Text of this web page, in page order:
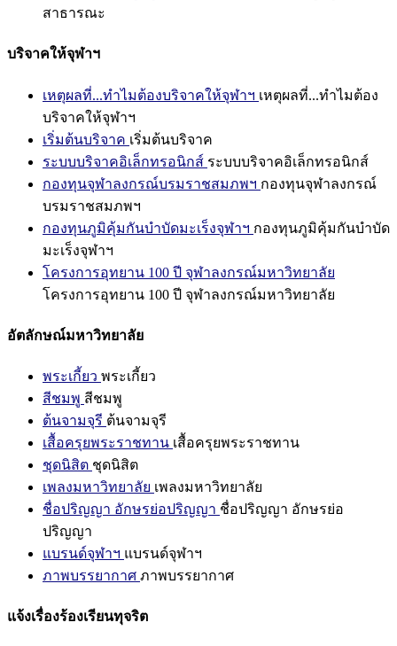
สาธารณะ
บริจาคให้จุฬาฯ
เหตุผลที่...ทำไมต้องบริจาคให้จุฬาฯ เหตุผลที่...ทำไมต้อง
บริจาคให้จุฬาฯ
เริ่มต้นบริจาค เริ่มต้นบริจาค
ระบบบริจาคอิเล็กทรอนิกส์ ระบบบริจาคอิเล็กทรอนิกส์
กองทุนจุฬาลงกรณ์บรมราชสมภพฯ กองทุนจุฬาลงกรณ์
บรมราชสมภพฯ
กองทุนภูมิคุ้มกันบำบัดมะเร็งจุฬาฯ กองทุนภูมิคุ้มกันบำบัด
มะเร็งจุฬาฯ
โครงการอุทยาน 100 ปี จุฬาลงกรณ์มหาวิทยาลัย
โครงการอุทยาน 100 ปี จุฬาลงกรณ์มหาวิทยาลัย
อัตลักษณ์มหาวิทยาลัย
พระเกี้ยว พระเกี้ยว
สีชมพู สีชมพู
ต้นจามจุรี ต้นจามจุรี
เสื้อครุยพระราชทาน เสื้อครุยพระราชทาน
ชุดนิสิต ชุดนิสิต
เพลงมหาวิทยาลัย เพลงมหาวิทยาลัย
ชื่อปริญญา อักษรย่อปริญญา ชื่อปริญญา อักษรย่อ
ปริญญา
แบรนด์จุฬาฯ แบรนด์จุฬาฯ
ภาพบรรยากาศ ภาพบรรยากาศ
แจ้งเรื่องร้องเรียนทุจริต